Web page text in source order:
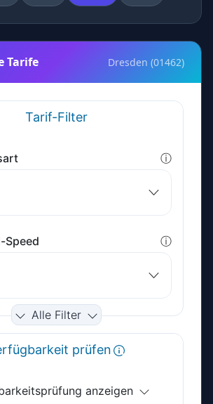
Tarife Dresden (01462)